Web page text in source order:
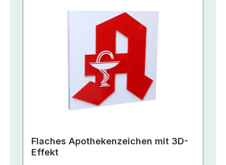
Flaches Apothekenzeichen mit 3D-
Effekt